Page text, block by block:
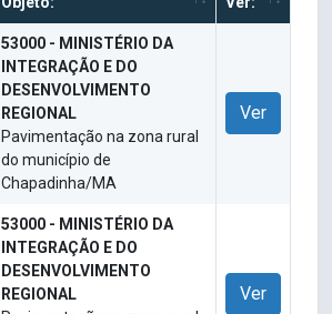
53000 - MINISTÉRIO DA
INTEGRAÇÃO E DO
DESENVOLVIMENTO
REGIONAL
Pavimentação na zona rural
do município de
Chapadinha/MA
Ver
53000 - MINISTÉRIO DA
INTEGRAÇÃO E DO
DESENVOLVIMENTO
REGIONAL
Ver